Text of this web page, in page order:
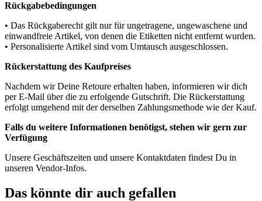
Rückgabebedingungen
• Das Rückgaberecht gilt nur für ungetragene, ungewaschene und
einwandfreie Artikel, von denen die Etiketten nicht entfernt wurden.
• Personalisierte Artikel sind vom Umtausch ausgeschlossen.
Rückerstattung des Kaufpreises
Nachdem wir Deine Retoure erhalten haben, informieren wir dich
per E-Mail über die zu erfolgende Gutschrift. Die Rückerstattung
erfolgt umgehend mit der derselben Zahlungsmethode wie der Kauf.
Falls du weitere Informationen benötigst, stehen wir gern zur
Verfügung
Unsere Geschäftszeiten und unsere Kontaktdaten findest Du in
unseren Vendor-Infos.
Das könnte dir auch gefallen